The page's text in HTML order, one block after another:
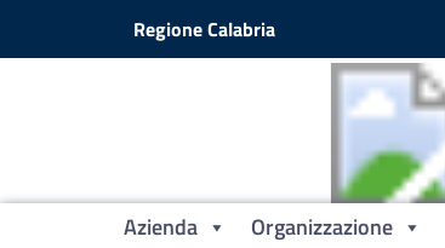
Vai ai contenutiRegione Calabria
Azienda Organizzazione